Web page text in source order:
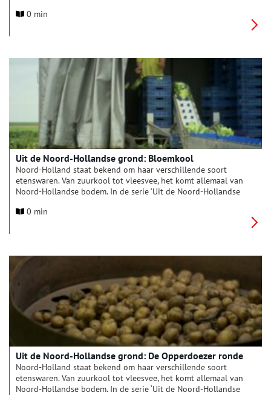
aan bod.
0 min
Uit de Noord-Hollandse grond: Bloemkool
Noord-Holland staat bekend om haar verschillende soort
etenswaren. Van zuurkool tot vleesvee, het komt allemaal van
Noord-Hollandse bodem. In de serie ‘Uit de Noord-Hollandse
aan bod.
0 min
Uit de Noord-Hollandse grond: De Opperdoezer ronde
Noord-Holland staat bekend om haar verschillende soort
etenswaren. Van zuurkool tot vleesvee, het komt allemaal van
Noord-Hollandse bodem. In de serie ‘Uit de Noord-Hollandse